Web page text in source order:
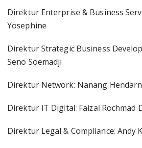
Direktur Enterprise & Business
Yosephine
Direktur Strategic Business
Seno Soemadji
Direktur Network: Nanang
Direktur IT Digital: Faizal Rochmad
Direktur Legal & Compliance: Andy